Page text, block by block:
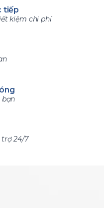
tiếp
kiệm chi phí
bạn
trợ 24/7